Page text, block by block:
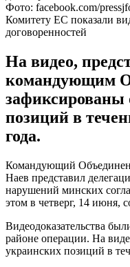
Фото: facebook.com/
Комитету ЕС показали
договоренностей
На видео,
командующим
зафиксированы
позиций в
года.
Командующий
Наев представил
нарушений минских
этом в четверг, 14 июня,
Видеодоказательства
районе операции. На
украинских позиций в